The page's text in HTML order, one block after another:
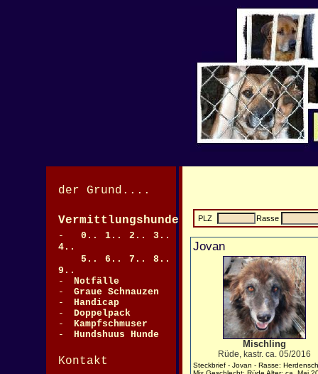
der Grund....
Vermittlungshunde
- 0.. 1.. 2..
3..
4..
5..
6.. 7..
8..
9..
-
Notfälle
-
Graue Schnauzen
-
Handicap
-
Doppelpack
-
Kampfschmuser
-
Hundshuus Hunde
Kontakt
PLZ Rasse
Jovan
Mischling
Rüde, kastr. ca. 05/2016
Steckbrief - Jovan - Rasse: